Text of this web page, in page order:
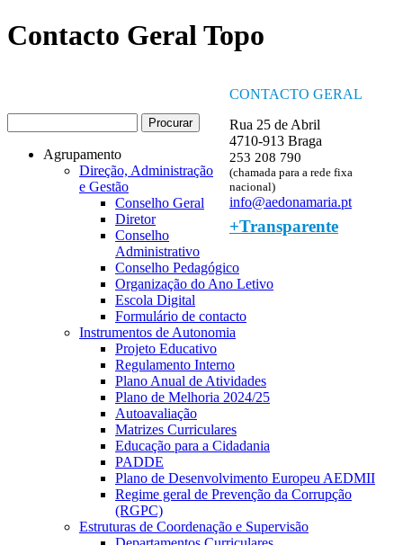
Contacto Geral Topo
CONTACTO GERAL
Rua 25 de Abril
4710-913 Braga
253 208 790
(chamada para a rede fixa
nacional)
info@aedonamaria.pt
+Transparente
Formulário de procura
Agrupamento
Direção, Administração
e Gestão
Conselho Geral
Diretor
Conselho
Administrativo
Conselho Pedagógico
Organização do Ano Letivo
Escola Digital
Formulário de contacto
Instrumentos de Autonomia
Projeto Educativo
Regulamento Interno
Plano Anual de Atividades
Plano de Melhoria 2024/25
Autoavaliação
Matrizes Curriculares
Educação para a Cidadania
PADDE
Plano de Desenvolvimento Europeu AEDMII
Regime geral de Prevenção da Corrupção
(RGPC)
Estruturas de Coordenação e Supervisão